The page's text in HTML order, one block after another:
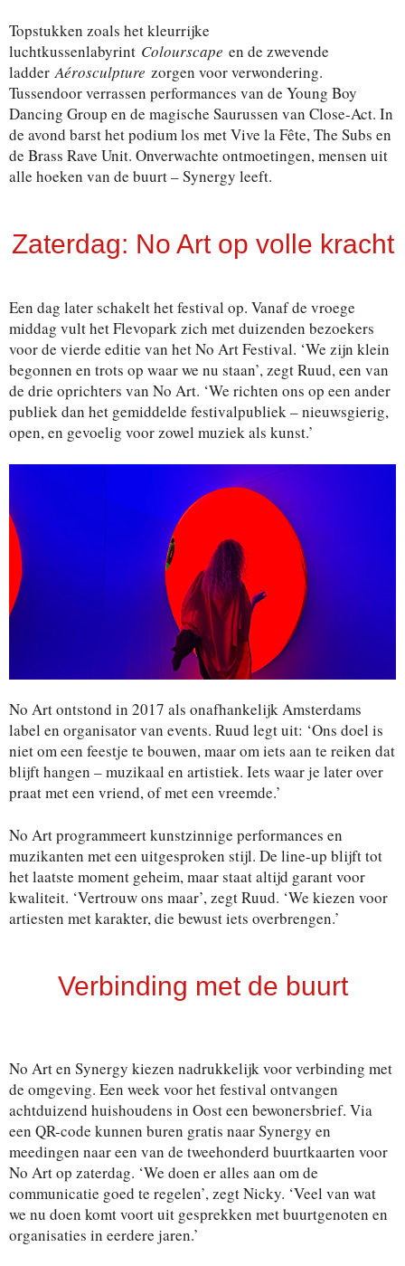
Topstukken zoals het kleurrijke
luchtkussenlabyrint Colourscape en de zwevende
ladderAérosculpture zorgen voor verwondering.
Tussendoor verrassen performances van de Young Boy
Dancing Group en de magische Saurussen van Close-Act. In
de avond barst het podium los met Vive la Fête, The Subs en
de Brass Rave Unit. Onverwachte ontmoetingen, mensen uit
alle hoeken van de buurt – Synergy leeft.
Zaterdag: No Art op volle kracht
Een dag later schakelt het festival op. Vanaf de vroege
middag vult het Flevopark zich met duizenden bezoekers
voor de vierde editie van het No Art Festival. ‘We zijn klein
begonnen en trots op waar we nu staan’, zegt Ruud, een van
de drie oprichters van No Art. ‘We richten ons op een ander
publiek dan het gemiddelde festivalpubliek – nieuwsgierig,
open, en gevoelig voor zowel muziek als kunst.’
No Art ontstond in 2017 als onafhankelijk Amsterdams
label en organisator van events. Ruud legt uit: ‘Ons doel is
niet om een feestje te bouwen, maar om iets aan te reiken dat
blijft hangen – muzikaal en artistiek. Iets waar je later over
praat met een vriend, of met een vreemde.’
No Art programmeert kunstzinnige performances en
muzikanten met een uitgesproken stijl. De line-up blijft tot
het laatste moment geheim, maar staat altijd garant voor
kwaliteit. ‘Vertrouw ons maar’, zegt Ruud. ‘We kiezen voor
artiesten met karakter, die bewust iets overbrengen.’
Verbinding met de buurt
No Art en Synergy kiezen nadrukkelijk voor verbinding met
de omgeving. Een week voor het festival ontvangen
achtduizend huishoudens in Oost een bewonersbrief. Via
een QR-code kunnen buren gratis naar Synergy en
meedingen naar een van de tweehonderd buurtkaarten voor
No Art op zaterdag. ‘We doen er alles aan om de
communicatie goed te regelen’, zegt Nicky. ‘Veel van wat
we nu doen komt voort uit gesprekken met buurtgenoten en
organisaties in eerdere jaren.’